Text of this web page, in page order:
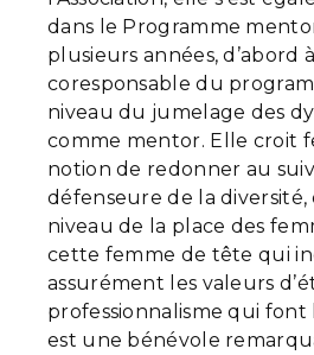
dans le Programme
plusieurs années, d’abord
coresponsable du
niveau du jumelage des
comme mentor. Elle croit
notion de redonner au
défenseure de la
niveau de la place des
cette femme de tête qui
assurément les valeurs
professionnalisme qui font
est une bénévole